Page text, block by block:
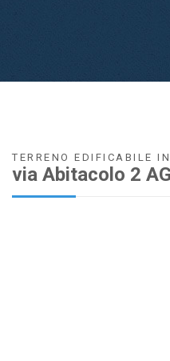
TERRENO EDIFICABILE
via Abitacolo 2